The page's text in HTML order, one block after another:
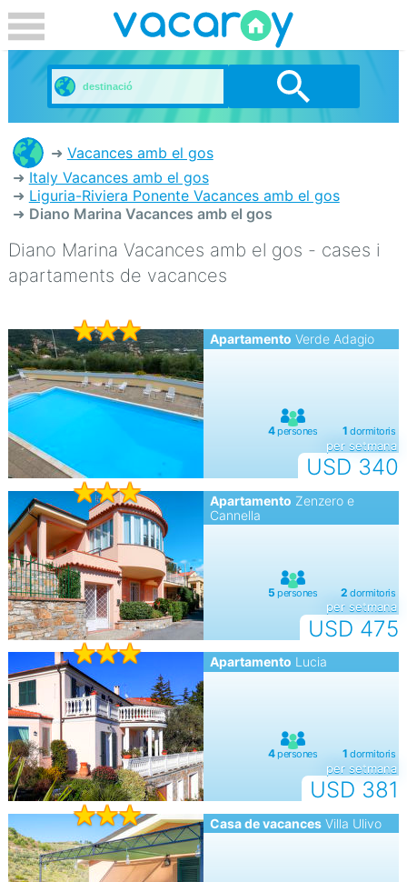
Vacances amb el gos
Italy Vacances amb el gos
Liguria-Riviera Ponente Vacances amb el gos
Diano Marina Vacances amb el gos
Diano Marina Vacances amb el gos - cases i
apartaments de vacances
Apartamento Verde Adagio
USD 340
per setmana
Apartamento Zenzero e
Cannella
USD 475
per setmana
Apartamento Lucia
USD 381
per setmana
Casa de vacancesVilla Ulivo